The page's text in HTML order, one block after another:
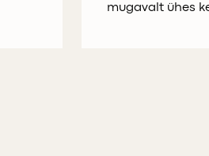
mugavalt ühes